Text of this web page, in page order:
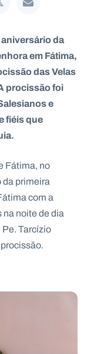
da
em Fátima,
das Velas
procissão foi
e
fiéis que
Fátima, no
da primeira
com a
na noite de dia
Tarcízio